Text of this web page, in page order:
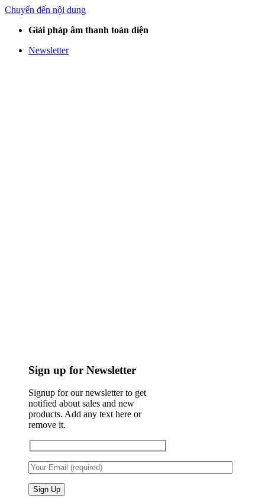
Chuyển đến nội dung
Giải pháp âm thanh toàn diện
Newsletter
Sign up for Newsletter
Signup for our newsletter to get
notified about sales and new
products. Add any text here or
remove it.